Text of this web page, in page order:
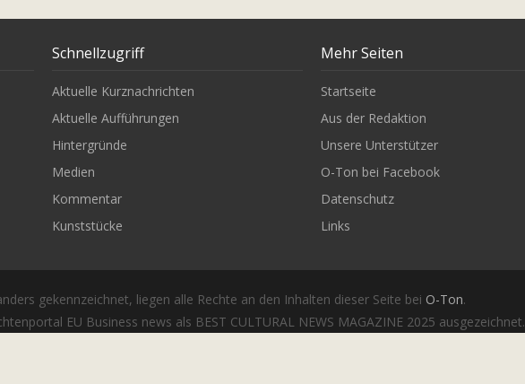
gekennzeichnet, liegen alle Rechte an den Inhalten dieser Seite bei O-Ton.
EU Business news als BEST CULTURAL NEWS MAGAZINE 2025 ausgezeichnet.
Schnellzugriff
Aktuelle Kurznachrichten
Aktuelle Aufführungen
Hintergründe
Medien
Kommentar
Kunststücke
Mehr Seiten
Startseite
Aus der Redaktion
Unsere Unterstützer
O-Ton bei Facebook
Datenschutz
Links